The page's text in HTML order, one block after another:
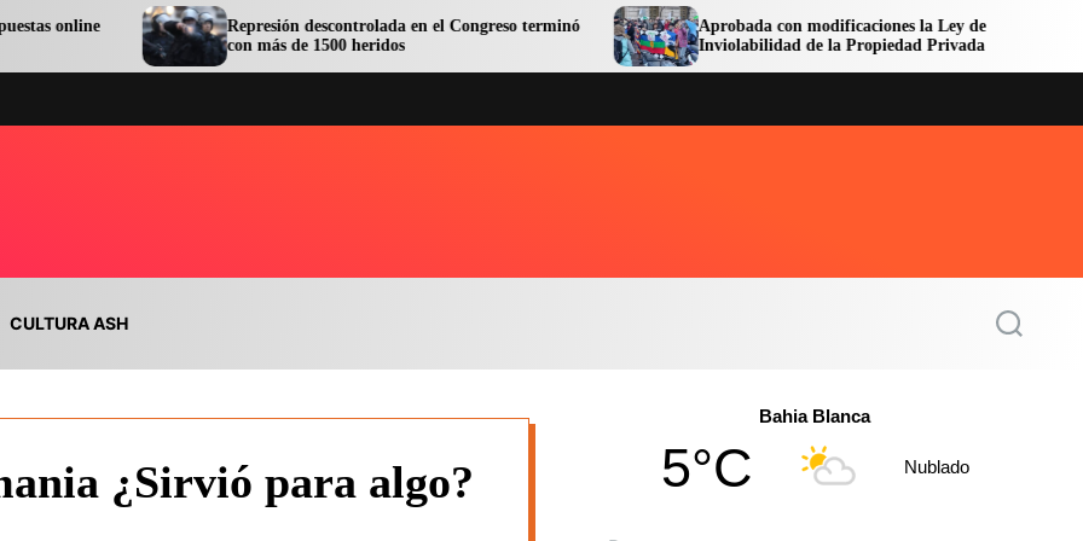
Represión descontrolada en el Congreso terminó
con más de 1500 heridos
Aprobada con modificaciones la Ley de
Inviolabilidad de la Propiedad Privada
CULTURA ASH
S
¿Sirvió para algo?
Bahia Blanca
5°C Nublado